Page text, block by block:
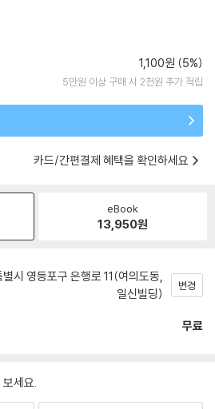
1,100원 (5%)
5만원 이상 구매 시 2천원 추가 적립
카드/간편결제 혜택을 확인하세요
eBook
13,950원
시 영등포구 은행로 11(여의도동,
일신빌딩)
변경
무료
세요.